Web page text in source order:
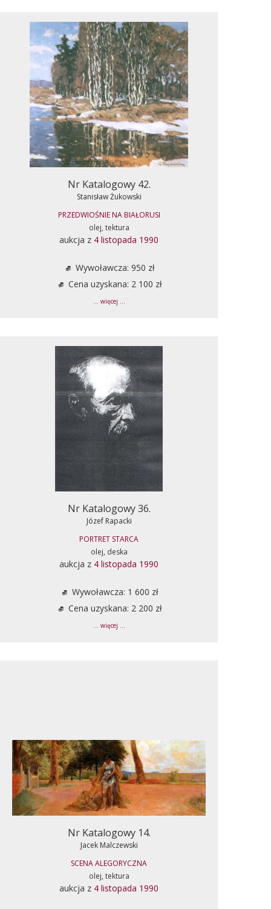
Nr Katalogowy 42.
Stanisław Żukowski
PRZEDWIOŚNIE NA BIAŁORUSI
olej, tektura
aukcja z 4 listopada 1990
Wywoławcza: 950 zł
Cena uzyskana: 2 100 zł
... więcej ...
Nr Katalogowy 36.
Józef Rapacki
PORTRET STARCA
olej, deska
aukcja z 4 listopada 1990
Wywoławcza: 1 600 zł
Cena uzyskana: 2 200 zł
... więcej ...
Nr Katalogowy 14.
Jacek Malczewski
SCENA ALEGORYCZNA
olej, tektura
aukcja z 4 listopada 1990